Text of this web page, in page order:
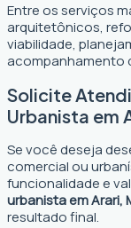
Entre os serviços
arquitetônicos,
viabilidade,
acompanhamento
Solicite
Urbanista em
Se você deseja
comercial ou
funcionalidade e
urbanista em Arari,
resultado final.